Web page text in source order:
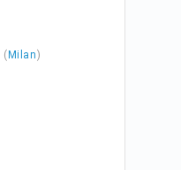
( Milan)